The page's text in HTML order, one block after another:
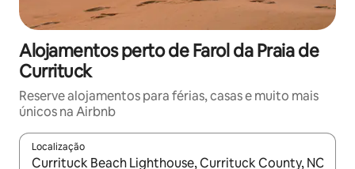
Alojamentos perto de Farol da Praia de
Currituck
Reserve alojamentos para férias, casas e muito mais
únicos na Airbnb
Localização
Quando os resultados estiverem disponíveis, navegue com